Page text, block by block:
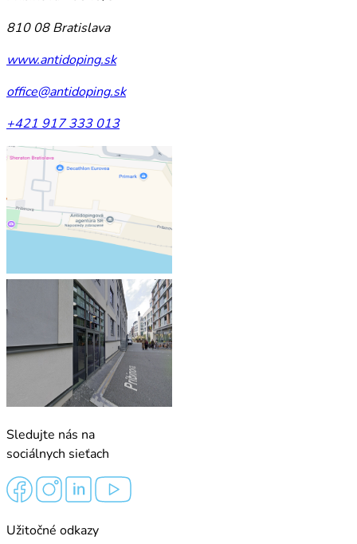
810 08 Bratislava
www.antidoping.sk
office@antidoping.sk
+421 917 333 013
Sledujte nás na
sociálnych sieťach
Užitočné odkazy